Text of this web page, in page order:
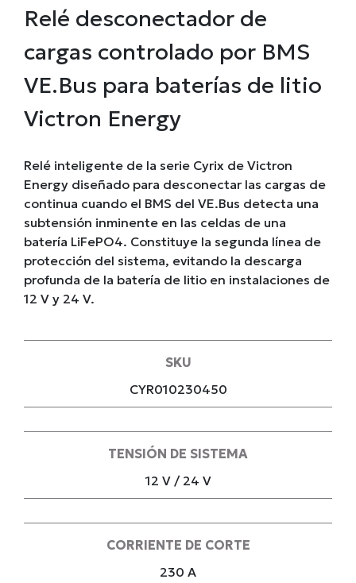
Relé desconectador de
cargas controlado por BMS
VE.Bus para baterías de litio
Victron Energy
Relé inteligente de la serie Cyrix de Victron
Energy diseñado para desconectar las cargas de
continua cuando el BMS del VE.Bus detecta una
subtensión inminente en las celdas de una
batería LiFePO4. Constituye la segunda línea de
protección del sistema, evitando la descarga
profunda de la batería de litio en instalaciones de
12 V y 24 V.
SKU
CYR010230450
TENSIÓN DE SISTEMA
12 V / 24 V
CORRIENTE DE CORTE
230 A